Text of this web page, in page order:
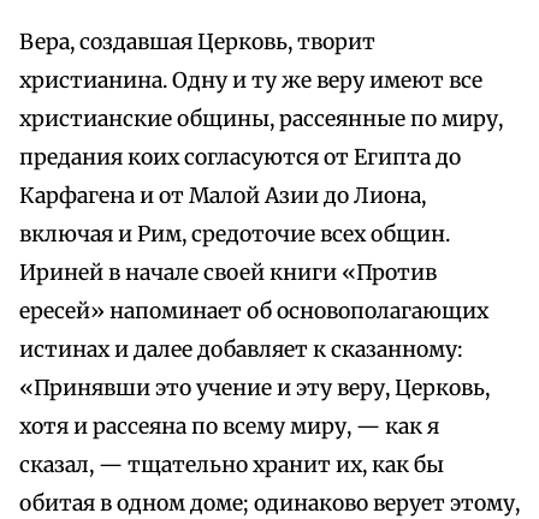
Вера, создавшая Церковь, творит
христианина. Одну и ту же веру имеют все
христианские общины, рассеянные по миру,
предания коих согласуются от Египта до
Карфагена и от Малой Азии до Лиона,
включая и Рим, средоточие всех общин.
Ириней в начале своей книги «Против
ересей» напоминает об основополагающих
истинах и далее добавляет к сказанному:
«Принявши это учение и эту веру, Церковь,
хотя и рассеяна по всему миру, — как я
сказал, — тщательно хранит их, как бы
обитая в одном доме; одинаково верует этому,